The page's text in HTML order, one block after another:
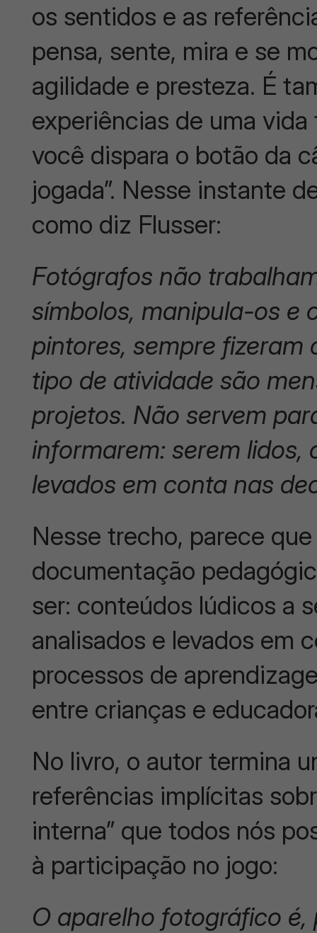
os sentidos e as
pensa, sente, mira e se
agilidade e presteza. É
experiências de uma
você dispara o botão da
jogada”. Nesse instante
como diz Flusser:
Fotógrafos não
símbolos, manipula-os e
pintores, sempre fizeram
tipo de atividade são
projetos. Não servem
informarem: serem lidos,
levados em conta nas
Nesse trecho, parece
documentação
ser: conteúdos lúdicos a
analisados e levados em
processos de
entre crianças e
No livro, o autor termina
referências implícitas
interna” que todos nós
à participação no jogo:
O aparelho fotográfico